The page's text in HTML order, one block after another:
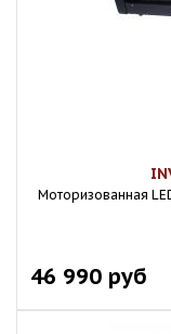
Моторизованная
46 990 руб